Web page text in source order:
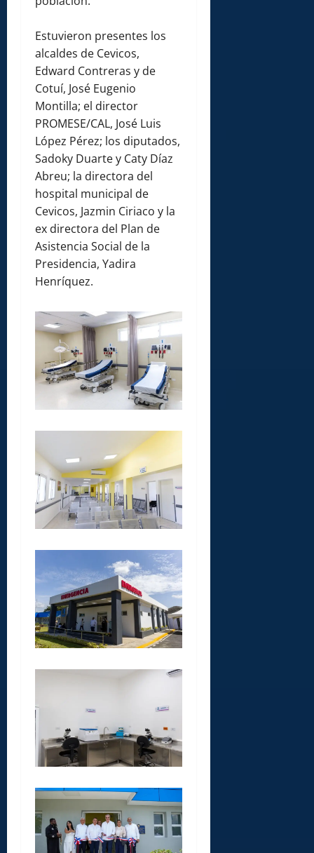
Estuvieron presentes los
alcaldes de Cevicos,
Edward Contreras y de
Cotuí, José Eugenio
Montilla; el director
PROMESE/CAL, José Luis
López Pérez; los diputados,
Sadoky Duarte y Caty Díaz
Abreu; la directora del
hospital municipal de
Cevicos, Jazmin Ciriaco y la
ex directora del Plan de
Asistencia Social de la
Presidencia, Yadira
Henríquez.